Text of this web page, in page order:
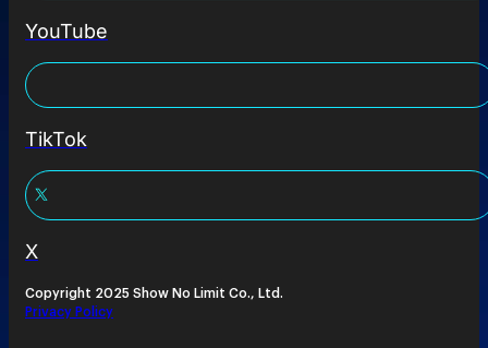
YouTube
TikTok
X
Copyright 2025 Show No Limit Co., Ltd.
Privacy Policy